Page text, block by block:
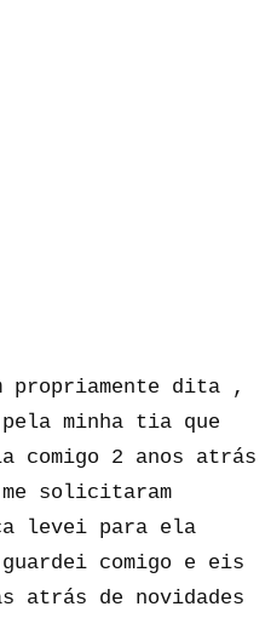
propriamente dita ,
minha tia que
comigo 2 anos atrás
solicitaram
levei para ela
comigo e eis
atrás de novidades